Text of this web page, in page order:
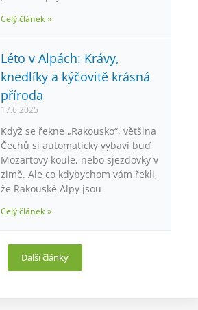
Celý článek »
Léto v Alpách: Krávy,
knedlíky a kýčovitě krásná
příroda
17.6.2025
Když se řekne „Rakousko“, většina
Čechů si automaticky vybaví buď
Mozartovy koule, nebo sjezdovky v
zimě. Ale co kdybychom vám řekli,
že Rakouské Alpy jsou
Celý článek »
Další články